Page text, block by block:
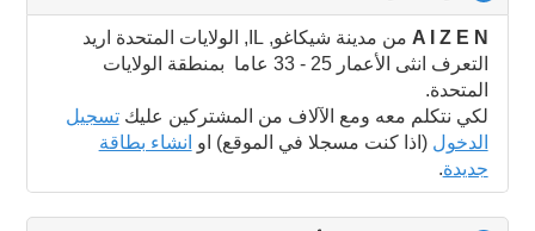
to
collapse
contents
A I Z E N
من مدينة شيكاغو, IL, الولايات المتحدة اريد
التعرف انثى الأعمار 25 - 33 عاما بمنطقة الولايات
المتحدة.
لكي نتكلم معه ومع الآلاف من المشتركين عليكتسجيل
الدخول (اذا كنت مسجلا في الموقع) او انشاء بطاقة
جديدة.